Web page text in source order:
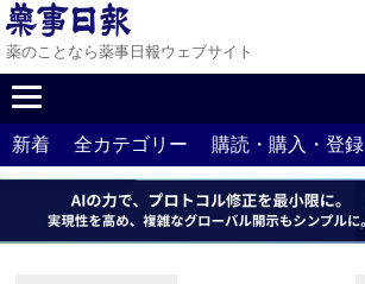
薬のことなら薬事日報ウェブサイト
新着 全カテゴリー 購読・購入・登録